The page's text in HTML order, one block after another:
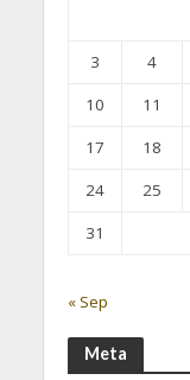
3
4
10
11
17
18
24
25
31
« Sep
Meta